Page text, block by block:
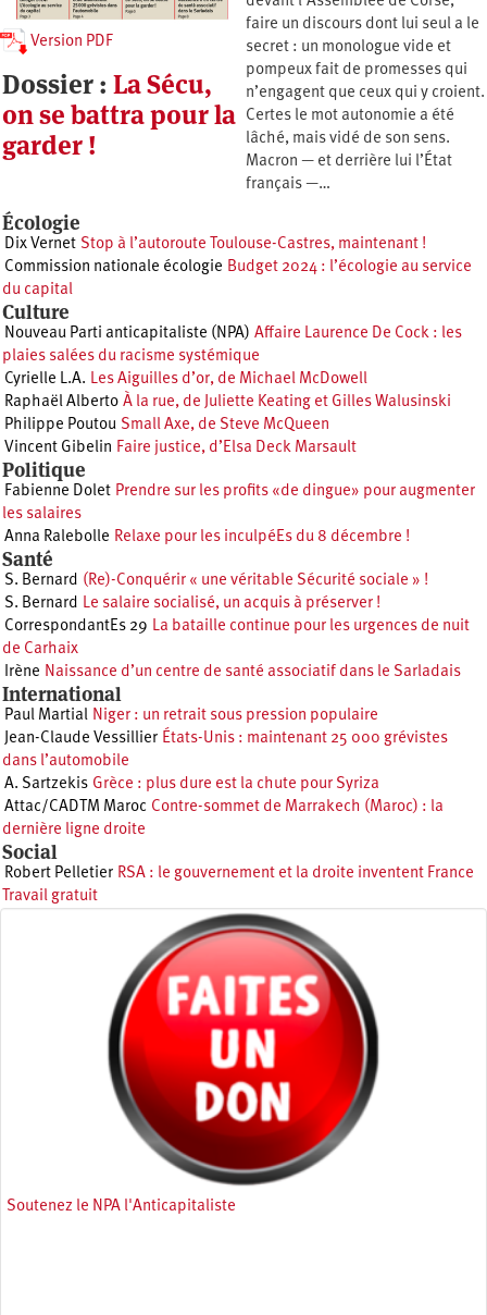
faire un discours dont lui seul a le
secret : un monologue vide et
pompeux fait de promesses qui
n’engagent que ceux qui y croient.
Certes le mot autonomie a été
lâché, mais vidé de son sens.
Macron — et derrière lui l’État
français —…
Version PDF
Dossier : La Sécu,
on se battra pour la
garder !
Écologie
Dix Vernet Stop à l’autoroute Toulouse-Castres, maintenant !
Commission nationale écologie Budget 2024 : l’écologie au service
du capital
Culture
Nouveau Parti anticapitaliste (NPA) Affaire Laurence De Cock : les
plaies salées du racisme systémique
Cyrielle L.A. Les Aiguilles d’or, de Michael McDowell
Raphaël Alberto À la rue, de Juliette Keating et Gilles Walusinski
Philippe Poutou Small Axe, de Steve McQueen
Vincent Gibelin Faire justice, d’Elsa Deck Marsault
Politique
Fabienne Dolet Prendre sur les profits «de dingue» pour augmenter
les salaires
Anna Ralebolle Relaxe pour les inculpéEs du 8 décembre !
Santé
S. Bernard (Re)-Conquérir « une véritable Sécurité sociale » !
S. Bernard Le salaire socialisé, un acquis à préserver !
CorrespondantEs 29 La bataille continue pour les urgences de nuit
de Carhaix
Irène Naissance d’un centre de santé associatif dans le Sarladais
International
Paul Martial Niger : un retrait sous pression populaire
Jean-Claude Vessillier États-Unis : maintenant 25 000 grévistes
dans l’automobile
A. Sartzekis Grèce : plus dure est la chute pour Syriza
Attac/CADTM Maroc Contre-sommet de Marrakech (Maroc) : la
dernière ligne droite
Social
Robert Pelletier RSA : le gouvernement et la droite inventent France
Travail gratuit
Soutenez le NPA l'Anticapitaliste